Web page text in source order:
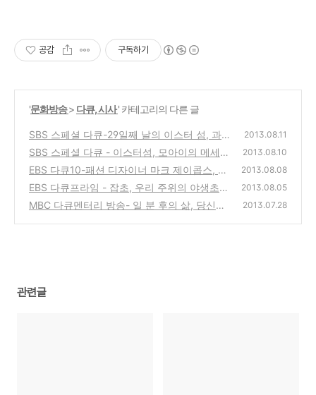
공감 구독하기
'문화방송> 다큐, 시사' 카테고리의 다른 글
SBS 스페셜 다큐-29일째 날의 이스터 섬, 과
거로부터의 메시지(모아이와 인육 식인에 대
한 슬픈 이야기)
(0)
2013.08.11
SBS 스페셜 다큐 - 이스터섬, 모아이의 메세지
(지구 멸망 시나리오의 작은 실험실 이야기)
(2)
2013.08.10
EBS 다큐10-패션 디자이너 마크 제이콥스, 열
정을 디자인하다-두려움없이 변화하라!
(0)
2013.08.08
EBS 다큐프라임 - 잡초, 우리 주위의 야생초들
의 치열한 삶에 대한 추천 방송
(0)
2013.08.05
MBC 다큐멘터리 방송- 일 분 후의 삶, 당신은
2013.07.28
관련글